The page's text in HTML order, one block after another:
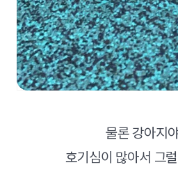
물론 강아지
호기심이 많아서 그